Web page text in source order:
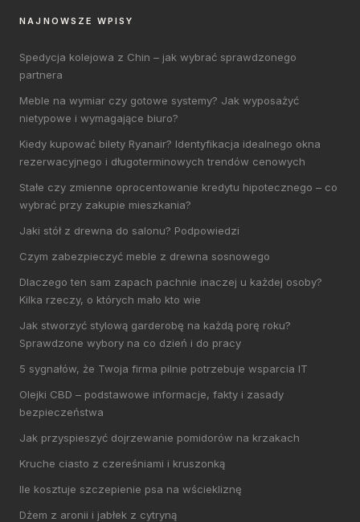
NAJNOWSZE WPISY
Spedycja kolejowa z Chin – jak wybrać sprawdzonego
partnera
Meble na wymiar czy gotowe systemy? Jak wyposażyć
nietypowe i wymagające biuro?
Kiedy kupować bilety Ryanair? Identyfikacja idealnego okna
rezerwacyjnego i długoterminowych trendów cenowych
Stałe czy zmienne oprocentowanie kredytu hipotecznego – co
wybrać przy zakupie mieszkania?
Jaki stół z drewna do salonu? Podpowiedzi
Czym zabezpieczyć meble z drewna sosnowego
Dlaczego ten sam zapach pachnie inaczej u każdej osoby?
Kilka rzeczy, o których mało kto wie
Jak stworzyć stylową garderobę na każdą porę roku?
Sprawdzone wybory na co dzień i do pracy
5 sygnałów, że Twoja firma pilnie potrzebuje wsparcia IT
Olejki CBD – podstawowe informacje, fakty i zasady
bezpieczeństwa
Jak przyspieszyć dojrzewanie pomidorów na krzakach
Kruche ciasto z czereśniami i kruszonką
Ile kosztuje szczepienie psa na wściekliznę
Dżem z aronii i jabłek z cytryną